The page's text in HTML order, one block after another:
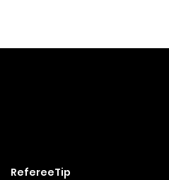
RefereeTip